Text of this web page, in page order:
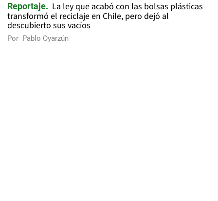
Reportaje
La ley que acabó con las bolsas plásticas
transformó el reciclaje en Chile, pero dejó al
descubierto sus vacíos
Por Pablo Oyarzún